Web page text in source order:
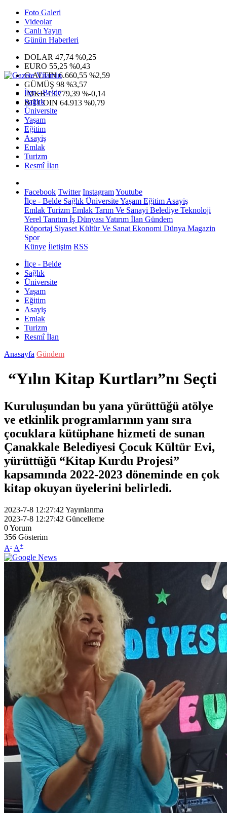
Foto Galeri
Videolar
Canlı Yayın
Günün Haberleri
DOLAR 47,74 %0,25
EURO 55,25 %0,43
G.ALTIN6.660,55 %2,59
GÜMÜŞ 98 %3,57
IMKB13.779,39 %-0,14
BITCOIN 64.913 %0,79
İlçe - Belde
Sağlık
Üniversite
Yaşam
Eğitim
Asayiş
Emlak
Turizm
Resmî İlan
Facebook Twitter InstagramYoutube
İlçe - Belde Sağlık ÜniversiteYaşam Eğitim Asayiş
Emlak Turizm Emlak Tarım Ve Sanayi Belediye Teknoloji
Yerel Tanıtım İş Dünyası Yatırım İlan Gündem
Röportaj Siyaset Kültür Ve Sanat Ekonomi Dünya Magazin
Spor
Künye İletişim RSS
İlçe - Belde
Sağlık
Üniversite
Yaşam
Eğitim
Asayiş
Emlak
Turizm
Resmî İlan
Anasayfa Gündem
“Yılın Kitap Kurtları”nı Seçti
Kuruluşundan bu yana yürüttüğü atölye
ve etkinlik programlarının yanı sıra
çocuklara kütüphane hizmeti de sunan
Çanakkale Belediyesi Çocuk Kültür Evi,
yürüttüğü “Kitap Kurdu Projesi”
kapsamında 2022-2023 döneminde en çok
kitap okuyan üyelerini belirledi.
2023-7-8 12:27:42 Yayınlanma
2023-7-8 12:27:42 Güncelleme
0Yorum
356 Gösterim
A- A+